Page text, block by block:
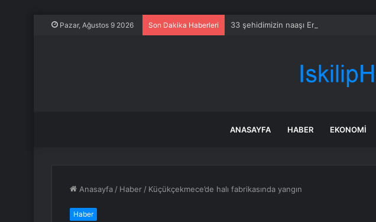
Pazar, Ağustos 9 2026 Son Dakika Haberleri 33 şehidimizin naaşı Erdal’ın siperi oldu
ANASAYFA HABER EKONOMI
Anasayfa / Haber / Küçükçekmece’de halı fabrikasında yangın
Haber